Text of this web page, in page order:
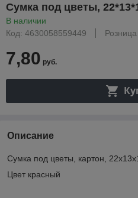
Сумка под цветы,
В наличии
Код: 4630058559449
Розница
7,80 руб.
Описание
Сумка под цветы, картон,
Цвет красный